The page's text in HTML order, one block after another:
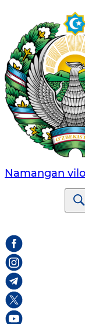
Namangan